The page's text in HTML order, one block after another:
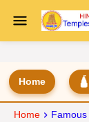
Home
Home Famous